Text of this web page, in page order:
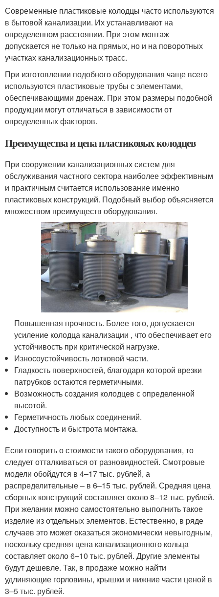
Современные пластиковые колодцы часто используются
в бытовой канализации. Их устанавливают на
определенном расстоянии. При этом монтаж
допускается не только на прямых, но и на поворотных
участках канализационных трасс.
При изготовлении подобного оборудования чаще всего
используются пластиковые трубы с элементами,
обеспечивающими дренаж. При этом размеры подобной
продукции могут отличаться в зависимости от
определенных факторов.
Преимущества и цена пластиковых колодцев
При сооружении канализационных систем для
обслуживания частного сектора наиболее эффективным
и практичным считается использование именно
пластиковых конструкций. Подобный выбор объясняется
множеством преимуществ оборудования.
Повышенная прочность. Более того, допускается
усиление колодца канализации , что обеспечивает его
устойчивость при критической нагрузке.
Износоустойчивость лотковой части.
Гладкость поверхностей, благодаря которой врезки
патрубков остаются герметичными.
Возможность создания колодцев с определенной
высотой.
Герметичность любых соединений.
Доступность и быстрота монтажа.
Если говорить о стоимости такого оборудования, то
следует отталкиваться от разновидностей. Смотровые
модели обойдутся в 4–17 тыс. рублей, а
распределительные – в 6–15 тыс. рублей. Средняя цена
сборных конструкций составляет около 8–12 тыс. рублей.
При желании можно самостоятельно выполнить такое
изделие из отдельных элементов. Естественно, в ряде
случаев это может оказаться экономически невыгодным,
поскольку средняя цена канализационного кольца
составляет около 6–10 тыс. рублей. Другие элементы
будут дешевле. Так, в продаже можно найти
удлиняющие горловины, крышки и нижние части ценой в
3–5 тыс. рублей.